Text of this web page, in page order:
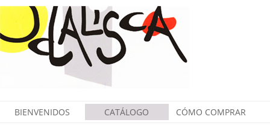
BIENVENIDOS CATÁLOGO CÓMO COMPRAR